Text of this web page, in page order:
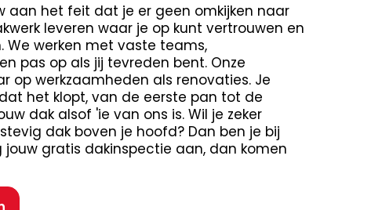
aan het feit dat je er geen omkijken naar
leveren waar je op kunt vertrouwen en
werken met vaste teams,
pas op als jij tevreden bent. Onze
op werkzaamheden als renovaties. Je
het klopt, van de eerste pan tot de
dak alsof 'ie van ons is. Wil je zeker
dak boven je hoofd? Dan ben je bij
gratis dakinspectie aan, dan komen